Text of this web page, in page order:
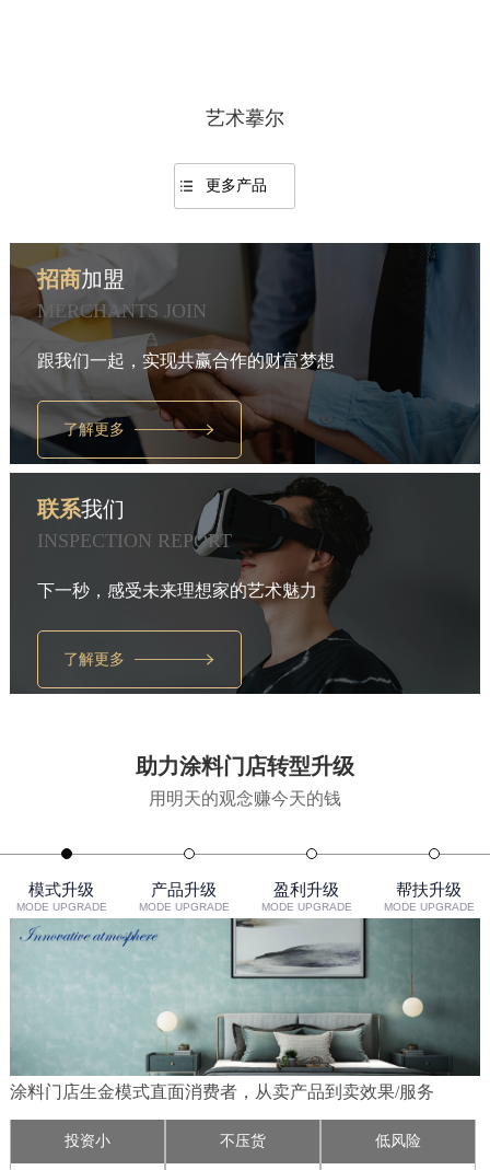
艺术摹尔
更多产品
招商加盟
MERCHANTS JOIN
跟我们一起，实现共赢合作的财富梦想
了解更多
联系我们
INSPECTION REPORT
下一秒，感受未来理想家的艺术魅力
了解更多
助力涂料门店转型升级
用明天的观念赚今天的钱
模式升级
MODE UPGRADE
产品升级
MODE UPGRADE
盈利升级
MODE UPGRADE
帮扶升级
MODE UPGRADE
涂料门店生金模式直面消费者，从卖产品到卖效果/服务
投资小 不压货 低风险